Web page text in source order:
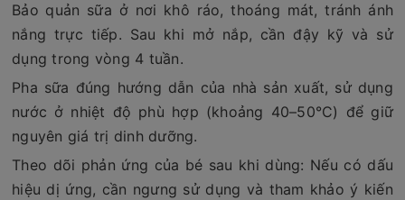
Bảo quản sữa ở nơi khô ráo, thoáng mát, tránh ánh
nắng trực tiếp. Sau khi mở nắp, cần đậy kỹ và sử
dụng trong vòng 4 tuần.
Pha sữa đúng hướng dẫn của nhà sản xuất, sử dụng
nước ở nhiệt độ phù hợp (khoảng 40–50°C) để giữ
nguyên giá trị dinh dưỡng.
Theo dõi phản ứng của bé sau khi dùng: Nếu có dấu
hiệu dị ứng, cần ngưng sử dụng và tham khảo ý kiến